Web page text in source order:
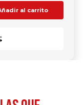
al carrito